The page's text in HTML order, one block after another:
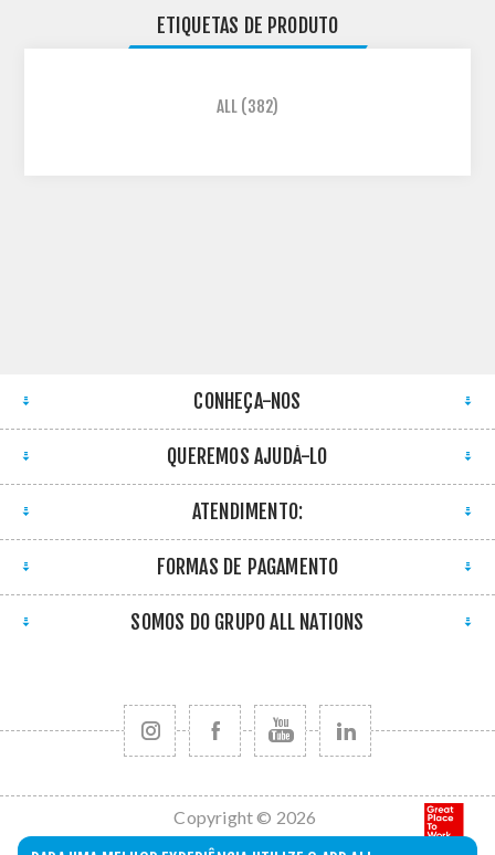
ETIQUETAS DE PRODUTO
ALL (382)
CONHEÇA-NOS
QUEREMOS AJUDÁ-LO
ATENDIMENTO:
FORMAS DE PAGAMENTO
SOMOS DO GRUPO ALL NATIONS
Copyright © 2026
All Nations. Todos